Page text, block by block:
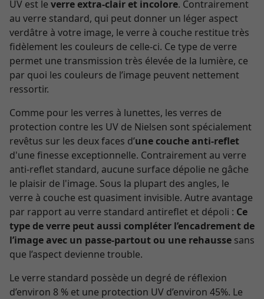
UV est le verre extra-clair et incolore. Contrairement
au verre standard, qui peut donner un léger aspect
verdâtre à votre image, le verre à couche restitue très
fidèlement les couleurs de celle-ci. Ce type de verre
permet une transmission très élevée de la lumière, ce
par quoi les couleurs de l’image peuvent nettement
ressortir.
Comme pour les verres à lunettes, les verres de
protection contre les UV de Nielsen sont spécialement
revêtus sur les deux faces d’une couche anti-reflet
d'une finesse exceptionnelle. Contrairement au verre
anti-reflet standard, aucune surface dépolie ne gâche
le plaisir de l'image. Sous la plupart des angles, le
verre à couche est quasiment invisible. Autre avantage
par rapport au verre standard antireflet et dépoli : Ce
type de verre peut aussi compléter l’encadrement de
l’image avec un passe-partout ou une rehausse sans
que l’aspect devienne trouble.
Le verre standard possède un degré de réflexion
d’environ 8 % et une protection UV d’environ 45%. Le